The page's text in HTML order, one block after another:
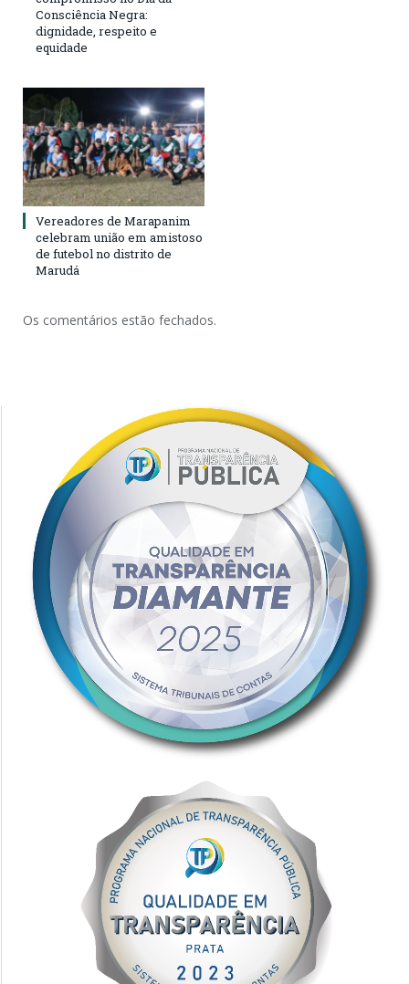
Consciência Negra:
dignidade, respeito e
equidade
Vereadores de Marapanim
celebram união em amistoso
de futebol no distrito de
Marudá
Os comentários estão fechados.